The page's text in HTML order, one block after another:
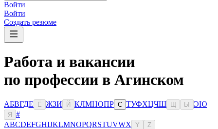
Войти
Войти
Создать резюме
Работа и вакансии
по профессии в Агинском
АБВГДЕ Ё ЖЗИ Й КЛМНОПР С ТУФХЦЧШ Ы ЭЮ
Я
#
ABCDEFGHIJKLMNOPQRSTUVWX Y Z